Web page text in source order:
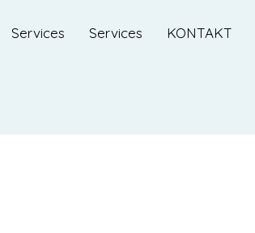
Services Services KONTAKT